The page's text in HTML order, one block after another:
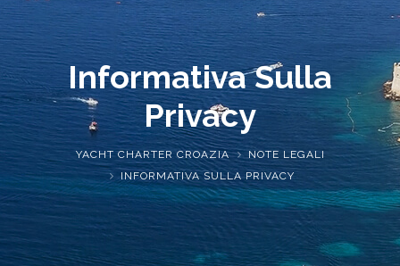
Informativa Sulla
Privacy
YACHT CHARTER CROAZIA
NOTE LEGALI
INFORMATIVA SULLA PRIVACY